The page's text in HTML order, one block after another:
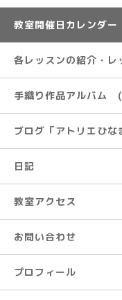
教室開催日カレンダー
各レッスンの紹介・レ
手織り作品アルバム
ブログ「アトリエひ
日記
教室アクセス
お問い合わせ
プロフィール